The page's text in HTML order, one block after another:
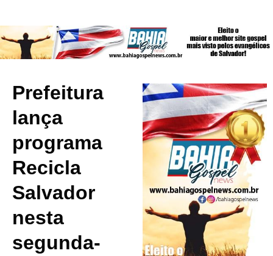
Prefeitura
lança
programa
Recicla
Salvador
nesta
segunda-